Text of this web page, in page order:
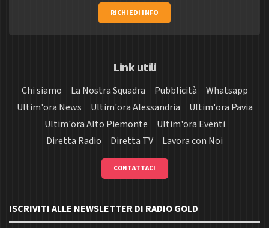
RICHIEDI INFO
Link utili
Chi siamo La Nostra Squadra Pubblicità
Whatsapp
Ultim'ora News
Ultim'ora Alessandria
Ultim'ora Pavia
Ultim'ora Alto Piemonte
Ultim'ora Eventi
Diretta Radio
Diretta TV Lavora con Noi
CONTATTACI
ISCRIVITI ALLE NEWSLETTER DI RADIO GOLD